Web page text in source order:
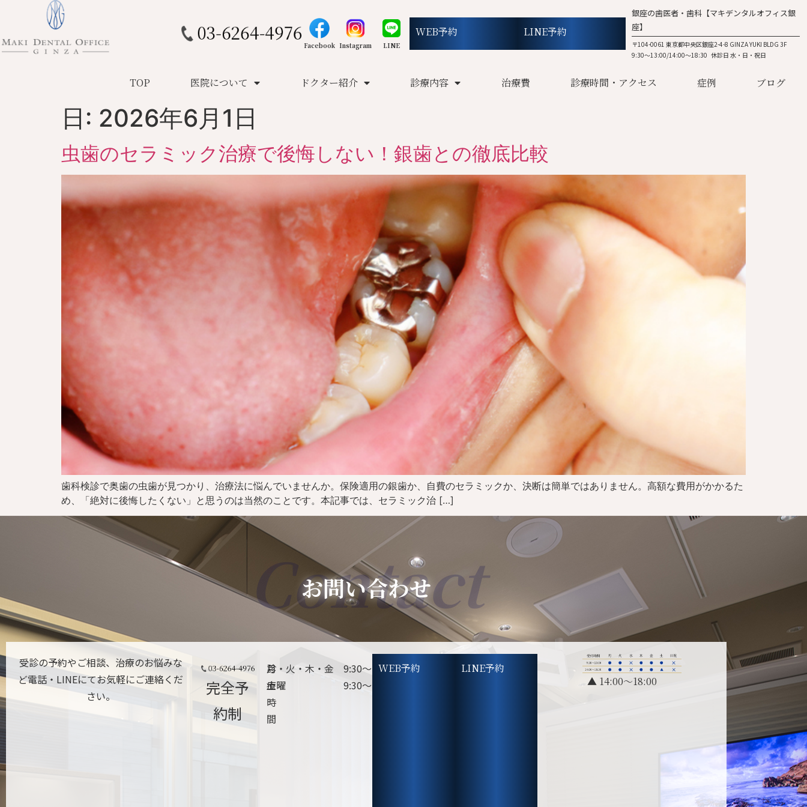
Facebook Instagram LINE
WEB予約 LINE予約
銀座の歯医者・歯科【マキデンタルオフィス銀
座】
〒104-0061 東京都中央区銀座2-4-8 GINZA YUKI BLDG 3F
9:30～13:00/14:00～18:30 休診日 水・日・祝日
TOP 医院について ドクター紹介 診療内容 治療費 診療時間・アクセス 症例 ブログ
日: 2026年6月1日
虫歯のセラミック治療で後悔しない！銀歯との徹底比較
歯科検診で奥歯の虫歯が見つかり、治療法に悩んでいませんか。保険適用の銀歯か、自費のセラミックか、決断は簡単ではありません。高額な費用がかかるた
め、「絶対に後悔したくない」と思うのは当然のことです。本記事では、セラミック治 […]
Contact
お問い合わせ
受診の予約やご相談、治療のお悩みな
ど電話・LINEにてお気軽にご連絡くだ
さい。
完全予
約制
診
療
時
間
月・火・木・金 9:30～13:00 / 14:00～18:30
土曜 9:30～13:00 / 14:00～18:00
診
一
休
水
WEB予約
LINE予約
▲ 14:00～18:00